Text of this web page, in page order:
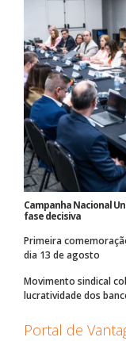
Campanha Nacional
fase decisiva
Primeira
dia 13 de agosto
Movimento sindical
lucratividade dos
Portal de